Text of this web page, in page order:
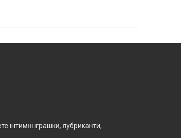
інтимні іграшки, лубриканти,